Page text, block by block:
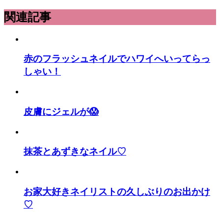
関連記事
赤のフラッシュネイルでハワイへいってらっ
しゃい！
皮膚にジェルが😱
抹茶とあずきなネイル♡
お家大好きネイリストの久しぶりのお出かけ
♡